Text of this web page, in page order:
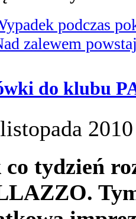
podczas
zalewem
do klubu
co tydzień